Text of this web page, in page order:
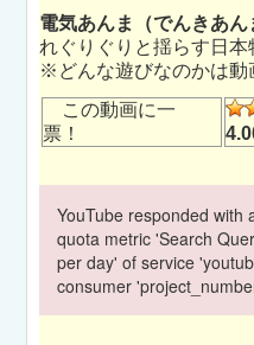
電気あんま（でんきあん
れぐりぐりと揺らす日本
※どんな遊びなのかは動
この動画に一
票！
YouTube responded with
quota metric 'Search
per day' of service
consumer